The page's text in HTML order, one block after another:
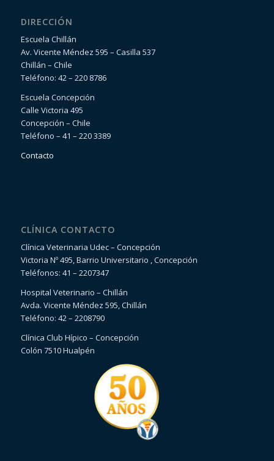
DIRECCIÓN
Escuela Chillán
Av. Vicente Méndez 595 – Casilla 537
Chillán – Chile
Teléfono: 42 – 220 8786
Escuela Concepción
Calle Victoria 495
Concepción – Chile
Teléfono – 41 – 220 3389
Contacto
CLÍNICA CONTACTO
Clínica Veterinaria Udec – Concepción
Victoria Nº 495, Barrio Universitario , Concepción
Teléfonos: 41 – 2207347
Hospital Veterinario – Chillán
Avda. Vicente Méndez 595, Chillán
Teléfono: 42 – 2208790
Clínica Club Hípico – Concepción
Colón 7510 Hualpén